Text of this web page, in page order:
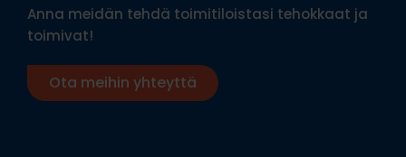
Anna meidän tehdä toimitiloistasi tehokkaat ja
toimivat!
Ota meihin yhteyttä